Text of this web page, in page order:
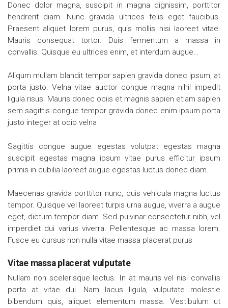
Donec dolor magna, suscipit in magna dignissim, porttitor
hendrerit diam. Nunc gravida ultrices felis eget faucibus.
Praesent aliquet lorem purus, quis mollis nisi laoreet vitae.
Mauris consequat tortor. Duis fermentum a massa in
convallis. Quisque eu ultrices enim, et interdum augue…
Aliqum mullam blandit tempor sapien gravida donec ipsum, at
porta justo. Velna vitae auctor congue magna nihil impedit
ligula risus. Mauris donec ociis et magnis sapien etiam sapien
sem sagittis congue tempor gravida donec enim ipsum porta
justo integer at odio velna
Sagittis congue augue egestas volutpat egestas magna
suscipit egestas magna ipsum vitae purus efficitur ipsum
primis in cubilia laoreet augue egestas luctus donec diam.
Maecenas gravida porttitor nunc, quis vehicula magna luctus
tempor. Quisque vel laoreet turpis urna augue, viverra a augue
eget, dictum tempor diam. Sed pulvinar consectetur nibh, vel
imperdiet dui varius viverra. Pellentesque ac massa lorem.
Fusce eu cursus non nulla vitae massa placerat purus
Vitae massa placerat vulputate
Nullam non scelerisque lectus. In at mauris vel nisl convallis
porta at vitae dui. Nam lacus ligula, vulputate molestie
bibendum quis, aliquet elementum massa. Vestibulum ut